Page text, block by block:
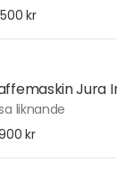
kr
Jura
liknande
kr